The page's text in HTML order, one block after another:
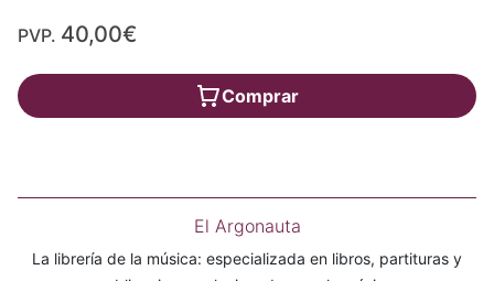
PVP. 40,00€
Comprar
El Argonauta
La librería de la música: especializada en libros, partituras y